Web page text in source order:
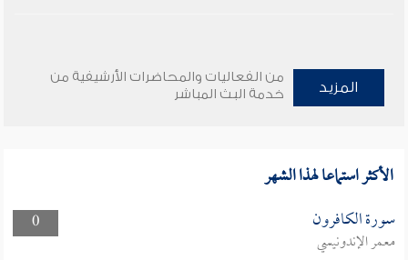
المزيد
من الفعاليات والمحاضرات الأرشيفية من
خدمة البث المباشر
الأكثر استماعا لهذا الشهر
0 سورة الكافرون
معمر الإندونيسي